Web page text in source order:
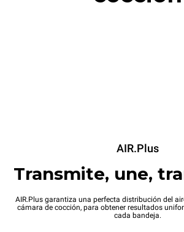
AIR.Plus
Transmite, une,
AIR.Plus garantiza una perfecta distribución del
cámara de cocción, para obtener resultados
cada bandeja.